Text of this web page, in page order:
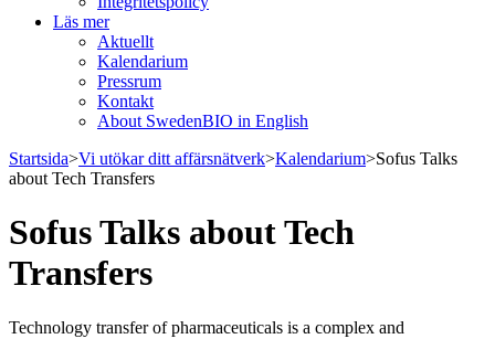
Läs mer
Aktuellt
Kalendarium
Pressrum
Kontakt
About SwedenBIO in English
Startsida>Vi utökar ditt affärsnätverk>Kalendarium>Sofus Talks
about Tech Transfers
Sofus Talks about Tech
Transfers
Technology transfer of pharmaceuticals is a complex and